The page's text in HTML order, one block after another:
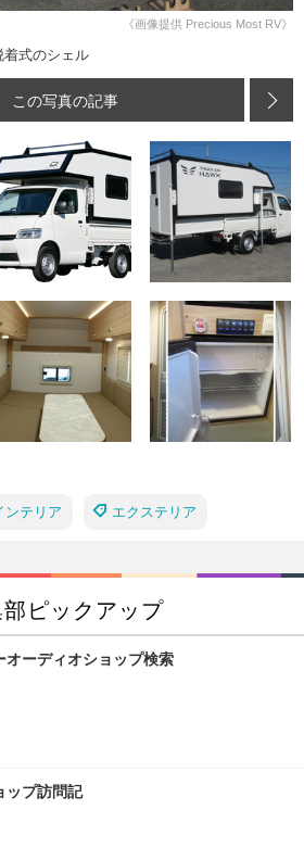
《画像提供 Precious Most RV》
着式のシェル
この写真の記事
ンテリア エクステリア
ピックアップ
オーディオショップ検索
ップ訪問記